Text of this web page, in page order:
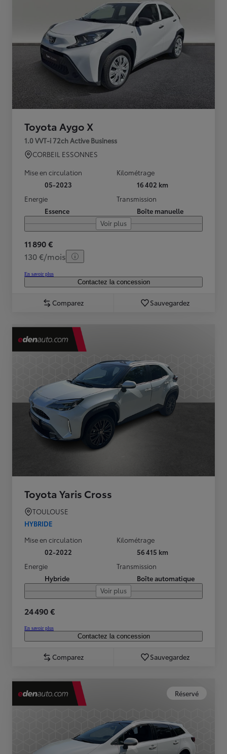
Toyota Aygo X
1.0 VVT-i 72ch Active Business
CORBEIL ESSONNES
Mise en circulation
05-2023
Kilométrage
16 402 km
Energie
Essence
Transmission
Boîte manuelle
Voir plus
11 890 €
130 €/mois
En savoir plus
Contactez la concession
Comparez Sauvegardez
Toyota Yaris Cross
TOULOUSE
HYBRIDE
Mise en circulation
02-2022
Kilométrage
56 415 km
Energie
Hybride
Transmission
Boîte automatique
Voir plus
24 490 €
En savoir plus
Contactez la concession
Comparez Sauvegardez
Réservé